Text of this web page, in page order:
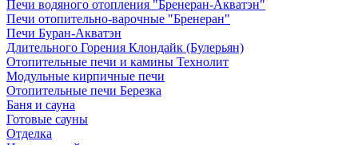
Печи водяного отопления "Бренеран-Акватэн"
Печи отопительно-варочные "Бренеран"
Печи Буран-Акватэн
Длительного Горения Клондайк (Булерьян)
Отопительные печи и камины Технолит
Модульные кирпичные печи
Отопительные печи Березка
Баня и сауна
Готовые сауны
Отделка